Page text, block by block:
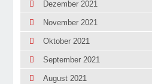
Dezember 2021
November 2021
Oktober 2021
September 2021
August 2021